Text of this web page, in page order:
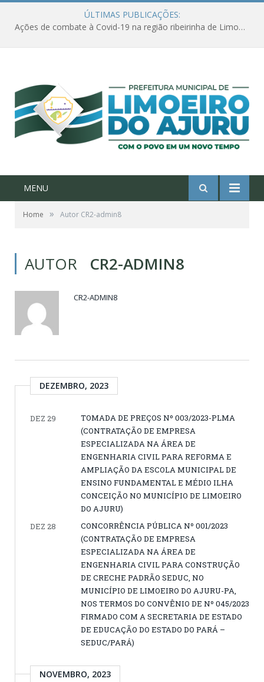
ÚLTIMAS PUBLICAÇÕES:
Ações de combate à Covid-19 na região ribeirinha de Limoeiro do Ajuru continuam
MENU
Home » Autor CR2-admin8
AUTOR CR2-ADMIN8
CR2-ADMIN8
DEZEMBRO, 2023
DEZ 29
TOMADA DE PREÇOS Nº 003/2023-PLMA
(CONTRATAÇÃO DE EMPRESA
ESPECIALIZADA NA ÁREA DE
ENGENHARIA CIVIL PARA REFORMA E
AMPLIAÇÃO DA ESCOLA MUNICIPAL DE
ENSINO FUNDAMENTAL E MÉDIO ILHA
CONCEIÇÃO NO MUNICÍPIO DE LIMOEIRO
DO AJURU)
DEZ 28
CONCORRÊNCIA PÚBLICA Nº 001/2023
(CONTRATAÇÃO DE EMPRESA
ESPECIALIZADA NA ÁREA DE
ENGENHARIA CIVIL PARA CONSTRUÇÃO
DE CRECHE PADRÃO SEDUC, NO
MUNICÍPIO DE LIMOEIRO DO AJURU-PA,
NOS TERMOS DO CONVÊNIO DE Nº 045/2023
FIRMADO COM A SECRETARIA DE ESTADO
DE EDUCAÇÃO DO ESTADO DO PARÁ –
SEDUC/PARÁ)
NOVEMBRO, 2023